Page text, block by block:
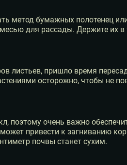
метод бумажных полотенец
для рассады. Держите их в
листьев, пришло время
осторожно, чтобы не
поэтому очень важно
привести к загниванию
почвы станет сухим.